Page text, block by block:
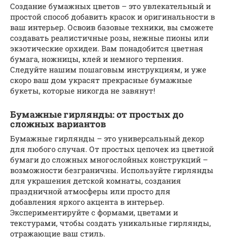
Создание бумажных цветов – это увлекательный и
простой способ добавить красок и оригинальности в
ваш интерьер. Освоив базовые техники, вы сможете
создавать реалистичные розы, нежные пионы или
экзотические орхидеи. Вам понадобится цветная
бумага, ножницы, клей и немного терпения.
Следуйте нашим пошаговым инструкциям, и уже
скоро ваш дом украсят прекрасные бумажные
букеты, которые никогда не завянут!
Бумажные гирлянды: от простых до
сложных вариантов
Бумажные гирлянды – это универсальный декор
для любого случая. От простых цепочек из цветной
бумаги до сложных многослойных конструкций –
возможности безграничны. Используйте гирлянды
для украшения детской комнаты, создания
праздничной атмосферы или просто для
добавления яркого акцента в интерьер.
Экспериментируйте с формами, цветами и
текстурами, чтобы создать уникальные гирлянды,
отражающие ваш стиль.